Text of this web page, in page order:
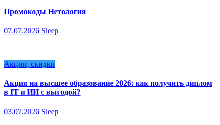
Промокоды Нетология
07.07.2026 Sleep
Акции, скидки
Акция на высшее образование 2026: как получить диплом
в IT и ИИ с выгодой?
03.07.2026 Sleep